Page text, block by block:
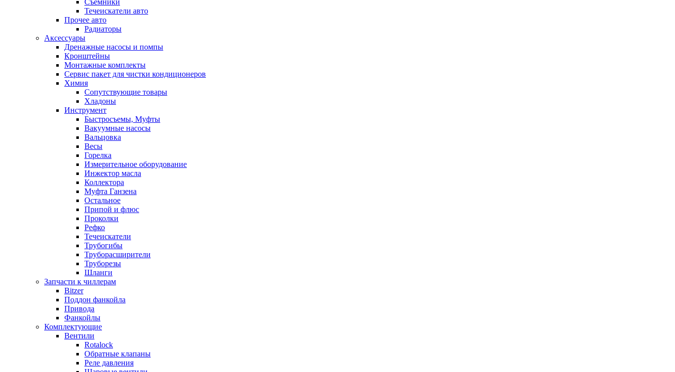
Съемники
Течеискатели авто
Прочее авто
Радиаторы
Аксессуары
Дренажные насосы и помпы
Кронштейны
Монтажные комплекты
Сервис пакет для чистки кондиционеров
Химия
Сопутствующие товары
Хладоны
Инструмент
Быстросъемы, Муфты
Вакуумные насосы
Вальцовка
Весы
Горелка
Измерительное оборудование
Инжектор масла
Коллектора
Муфта Ганзена
Остальное
Припой и флюс
Проколки
Рефко
Течеискатели
Трубогибы
Труборасширители
Труборезы
Шланги
Запчасти к чиллерам
Bitzer
Поддон фанкойла
Привода
Фанкойлы
Комплектующие
Вентили
Rotalock
Обратные клапаны
Реле давления